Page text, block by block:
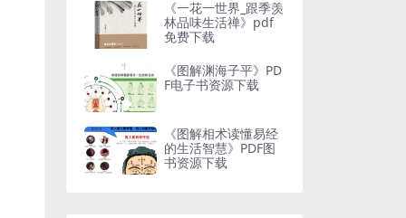
《一花一世界_跟季羡
林品味生活禅》pdf
免费下载
《图解渊海子平》PD
F电子书资源下载
《图解相术读懂易经
的生活智慧》PDF图
书资源下载